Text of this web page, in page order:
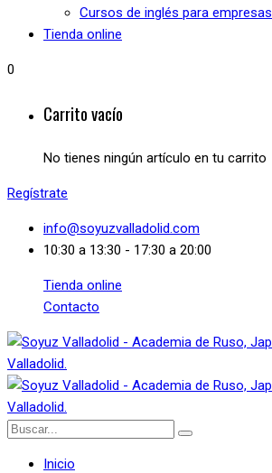
Cursos de inglés para empresas
Tienda online
0
Carrito vacío
No tienes ningún artículo en tu carrito
Regístrate
info@soyuzvalladolid.com
10:30 a 13:30 - 17:30 a 20:00
Tienda online
Contacto
Inicio